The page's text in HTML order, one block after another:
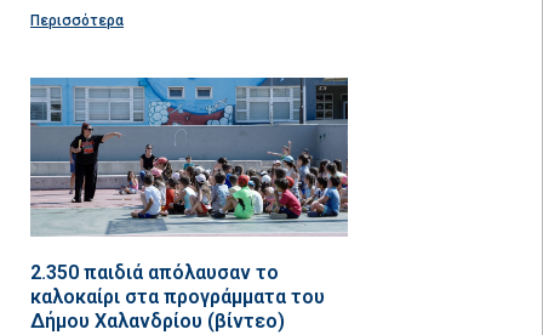
Περισσότερα
2.350 παιδιά απόλαυσαν το
καλοκαίρι στα προγράμματα του
Δήμου Χαλανδρίου (βίντεο)